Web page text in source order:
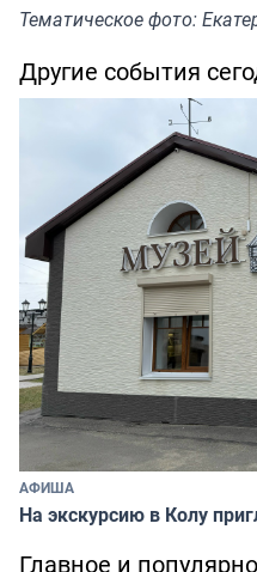
Тематическое фото:
Другие события
АФИША
На экскурсию в Колу
Главное и